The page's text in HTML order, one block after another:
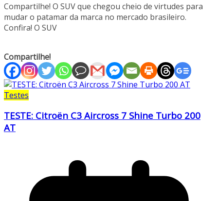
Compartilhe! O SUV que chegou cheio de virtudes para
mudar o patamar da marca no mercado brasileiro.
Confira! O SUV
Compartilhe!
Testes
TESTE: Citroën C3 Aircross 7 Shine Turbo 200
AT